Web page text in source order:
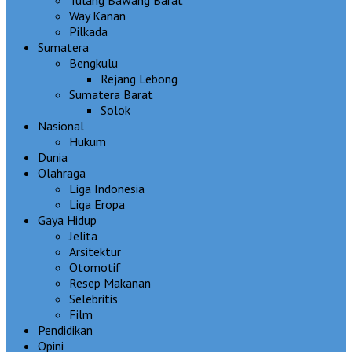
Way Kanan
Pilkada
Sumatera
Bengkulu
Rejang Lebong
Sumatera Barat
Solok
Nasional
Hukum
Dunia
Olahraga
Liga Indonesia
Liga Eropa
Gaya Hidup
Jelita
Arsitektur
Otomotif
Resep Makanan
Selebritis
Film
Pendidikan
Opini